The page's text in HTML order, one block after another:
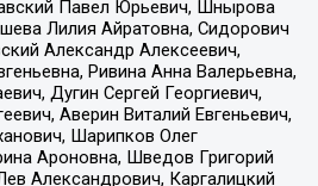
Павел Юрьевич, Шнырова
Лилия Айратовна, Сидорович
Александр Алексеевич,
Ривина Анна Валерьевна,
Дугин Сергей Георгиевич,
Аверин Виталий Евгеньевич,
Шарипков Олег
Ароновна, Шведов Григорий
Александрович, Каргалицкий